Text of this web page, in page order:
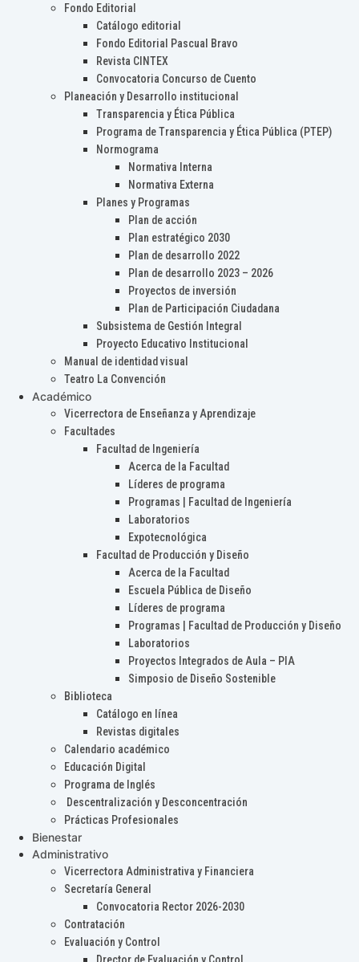
Fondo Editorial
Catálogo editorial
Fondo Editorial Pascual Bravo
Revista CINTEX
Convocatoria Concurso de Cuento
Planeación y Desarrollo institucional
Transparencia y Ética Pública
Programa de Transparencia y Ética Pública (PTEP)
Normograma
Normativa Interna
Normativa Externa
Planes y Programas
Plan de acción
Plan estratégico 2030
Plan de desarrollo 2022
Plan de desarrollo 2023 – 2026
Proyectos de inversión
Plan de Participación Ciudadana
Subsistema de Gestión Integral
Proyecto Educativo Institucional
Manual de identidad visual
Teatro La Convención
Académico
Vicerrectora de Enseñanza y Aprendizaje
Facultades
Facultad de Ingeniería
Acerca de la Facultad
Líderes de programa
Programas | Facultad de Ingeniería
Laboratorios
Expotecnológica
Facultad de Producción y Diseño
Acerca de la Facultad
Escuela Pública de Diseño
Líderes de programa
Programas | Facultad de Producción y Diseño
Laboratorios
Proyectos Integrados de Aula – PIA
Simposio de Diseño Sostenible
Biblioteca
Catálogo en línea
Revistas digitales
Calendario académico
Educación Digital
Programa de Inglés
Descentralización y Desconcentración
Prácticas Profesionales
Bienestar
Administrativo
Vicerrectora Administrativa y Financiera
Secretaría General
Convocatoria Rector 2026-2030
Contratación
Evaluación y Control